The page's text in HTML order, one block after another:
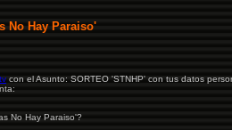
No Hay Paraiso'
con el Asunto: SORTEO 'STNHP' con tus datos
No Hay Paraiso'?